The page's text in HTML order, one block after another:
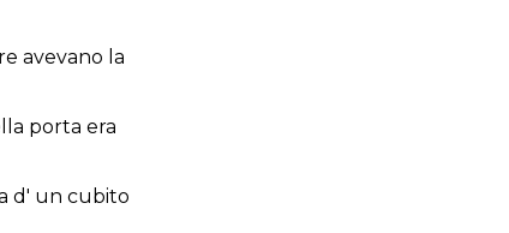
avevano la
porta era
d' un cubito